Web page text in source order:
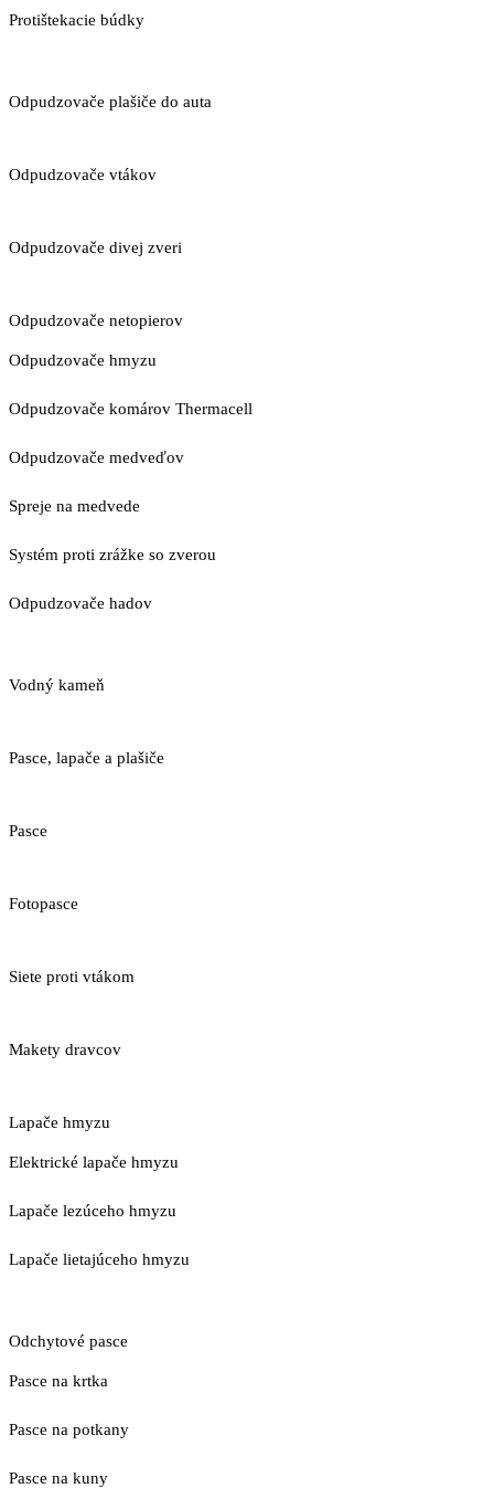
Protištekacie búdky
Odpudzovače plašiče do auta
Odpudzovače vtákov
Odpudzovače divej zveri
Odpudzovače netopierov
Odpudzovače hmyzu
Odpudzovače komárov Thermacell
Odpudzovače medveďov
Spreje na medvede
Systém proti zrážke so zverou
Odpudzovače hadov
Vodný kameň
Pasce, lapače a plašiče
Pasce
Fotopasce
Siete proti vtákom
Makety dravcov
Lapače hmyzu
Elektrické lapače hmyzu
Lapače lezúceho hmyzu
Lapače lietajúceho hmyzu
Odchytové pasce
Pasce na krtka
Pasce na potkany
Pasce na kuny